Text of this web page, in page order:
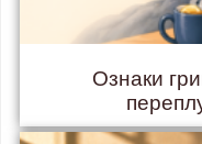
Ознаки